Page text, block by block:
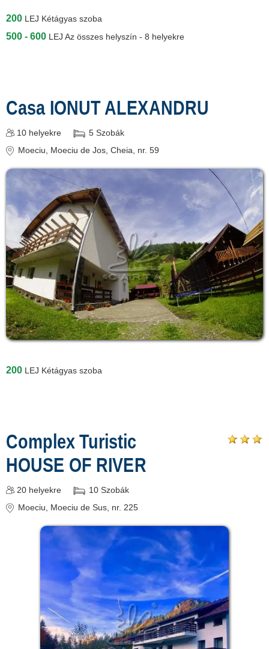
200 LEJ Kétágyas szoba
500 - 600 LEJ Az összes helyszín - 8 helyekre
Casa IONUT ALEXANDRU
10 helyekre 5 Szobák
Moeciu, Moeciu de Jos, Cheia, nr. 59
200 LEJ Kétágyas szoba
Complex Turistic
HOUSE OF RIVER
20 helyekre 10 Szobák
Moeciu, Moeciu de Sus, nr. 225